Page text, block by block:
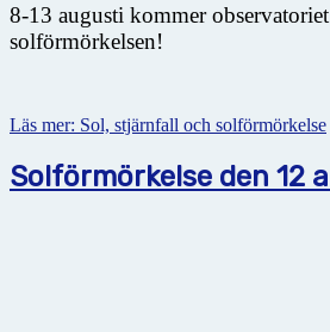
8-13 augusti kommer
solförmörkelsen!
Läs mer: Sol, stjärnfall och solförmörkelse
Solförmörkelse den 12